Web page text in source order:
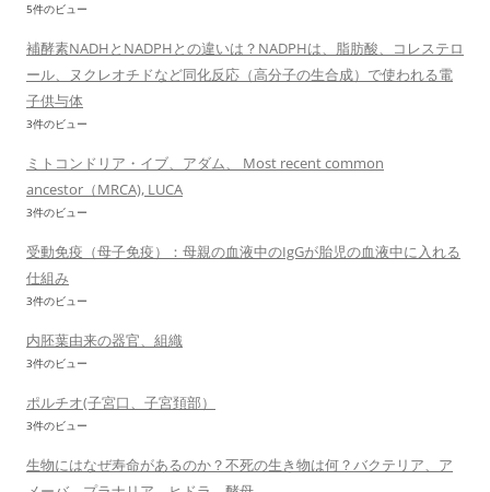
5件のビュー
補酵素NADHとNADPHとの違いは？NADPHは、脂肪酸、コレステロ
ール、ヌクレオチドなど同化反応（高分子の生合成）で使われる電
子供与体
3件のビュー
ミトコンドリア・イブ、アダム、 Most recent common
ancestor（MRCA), LUCA
3件のビュー
受動免疫（母子免疫）：母親の血液中のIgGが胎児の血液中に入れる
仕組み
3件のビュー
内胚葉由来の器官、組織
3件のビュー
ポルチオ(子宮口、子宮頚部）
3件のビュー
生物にはなぜ寿命があるのか？不死の生き物は何？バクテリア、ア